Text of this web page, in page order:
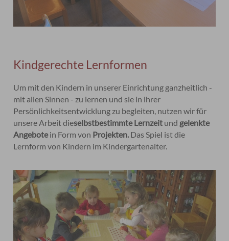
Kindgerechte Lernformen
Um mit den Kindern in unserer Einrichtung ganzheitlich -
mit allen Sinnen - zu lernen und sie in ihrer
Persönlichkeitsentwicklung zu begleiten, nutzen wir für
unsere Arbeit dieselbstbestimmte Lernzeit und gelenkte
Angebotein Form von Projekten.Das Spiel ist die
Lernform von Kindern im Kindergartenalter.